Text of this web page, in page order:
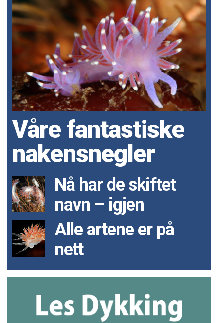
Våre fantastiske
nakensnegler
Nå har de skiftet
navn – igjen
Alle artene er på
nett